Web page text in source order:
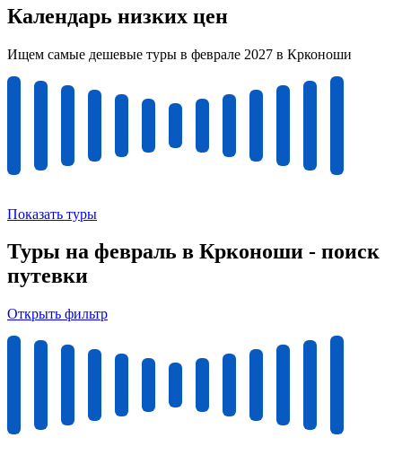
Календарь низких цен
Ищем самые дешевые туры в феврале 2027 в Крконоши
Показать туры
Туры на февраль в Крконоши - поиск
путевки
Открыть фильтр